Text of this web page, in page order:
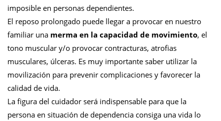
imposible en personas dependientes.
El reposo prolongado puede llegar a provocar en nuestro
familiar una merma en la capacidad de movimiento, el
tono muscular y/o provocar contracturas, atrofias
musculares, úlceras. Es muy importante saber utilizar la
movilización para prevenir complicaciones y favorecer la
calidad de vida.
La figura del cuidador será indispensable para que la
persona en situación de dependencia consiga una vida lo